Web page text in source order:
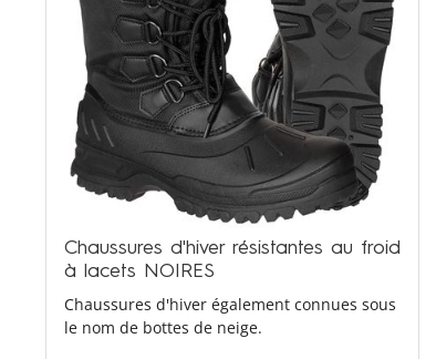
Chaussures d'hiver résistantes au froid
à lacets NOIRES
Chaussures d'hiver également connues sous
le nom de bottes de neige.